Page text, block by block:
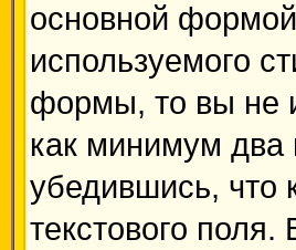
основной
используемого
формы, то вы не
как минимум два
убедившись, что
текстового